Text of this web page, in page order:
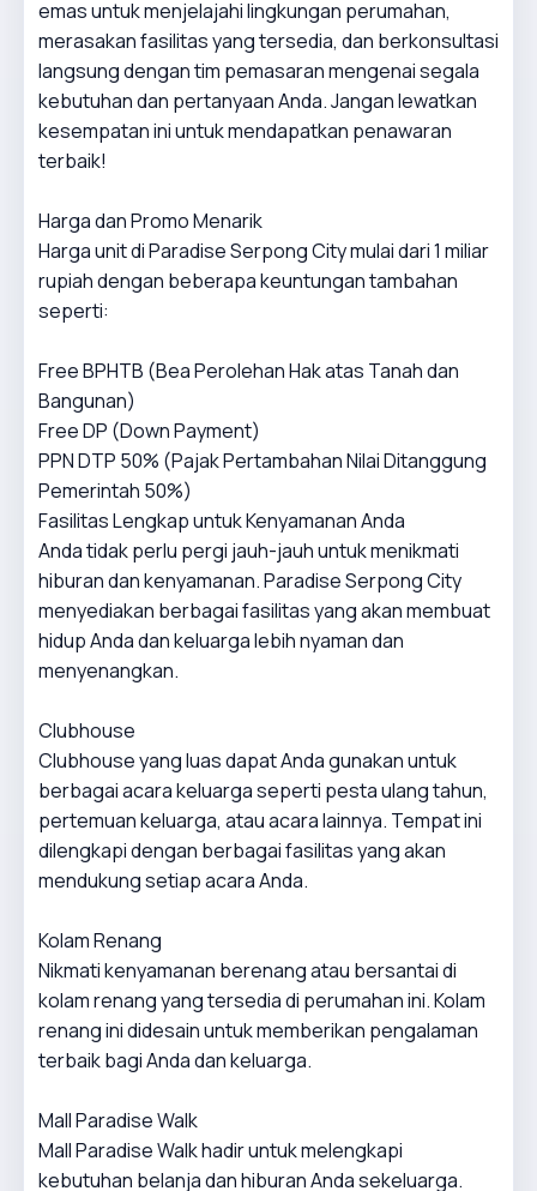
emas untuk menjelajahi lingkungan perumahan,
merasakan fasilitas yang tersedia, dan berkonsultasi
langsung dengan tim pemasaran mengenai segala
kebutuhan dan pertanyaan Anda. Jangan lewatkan
kesempatan ini untuk mendapatkan penawaran
terbaik!
Harga dan Promo Menarik
Harga unit di Paradise Serpong City mulai dari 1 miliar
rupiah dengan beberapa keuntungan tambahan
seperti:
Free BPHTB (Bea Perolehan Hak atas Tanah dan
Bangunan)
Free DP (Down Payment)
PPN DTP 50% (Pajak Pertambahan Nilai Ditanggung
Pemerintah 50%)
Fasilitas Lengkap untuk Kenyamanan Anda
Anda tidak perlu pergi jauh-jauh untuk menikmati
hiburan dan kenyamanan. Paradise Serpong City
menyediakan berbagai fasilitas yang akan membuat
hidup Anda dan keluarga lebih nyaman dan
menyenangkan.
Clubhouse
Clubhouse yang luas dapat Anda gunakan untuk
berbagai acara keluarga seperti pesta ulang tahun,
pertemuan keluarga, atau acara lainnya. Tempat ini
dilengkapi dengan berbagai fasilitas yang akan
mendukung setiap acara Anda.
Kolam Renang
Nikmati kenyamanan berenang atau bersantai di
kolam renang yang tersedia di perumahan ini. Kolam
renang ini didesain untuk memberikan pengalaman
terbaik bagi Anda dan keluarga.
Mall Paradise Walk
Mall Paradise Walk hadir untuk melengkapi
kebutuhan belanja dan hiburan Anda sekeluarga.